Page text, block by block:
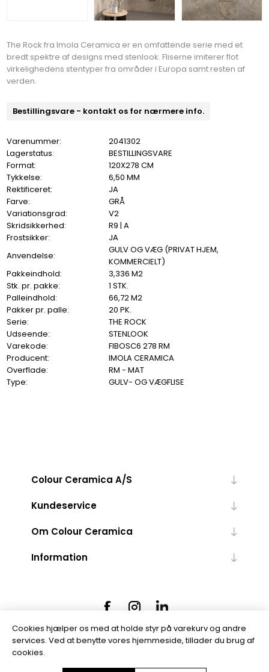
The Rock fra Imola Ceramica er en omfattende serie med et
bredt spektre af designs med stenlook. Fliserne imiterer flot
virkelighedens stentyper fra områder i Europa samt resten af
verden.
Bestillingsvare - kontakt os for nærmere info.
Varenummer:
2041302
Lagerstatus:
BESTILLINGSVARE
Format:
120X278 CM
Tykkelse:
6,50 MM
Rektificeret:
JA
Farve:
GRÅ
Variationsgrad:
V2
Skridsikkerhed:
R9 | A
Frostsikker:
JA
Anvendelse:
GULV OG VÆG (PRIVAT HJEM,
KOMMERCIELT)
Pakkeindhold:
3,336 M2
Stk. pr. pakke:
1 STK.
Palleindhold:
66,72 M2
Pakker pr. palle:
20 PK.
Serie:
THE ROCK
Udseende:
STENLOOK
Varekode:
FIBOSC6 278 RM
Producent:
IMOLA CERAMICA
Overflade:
RM - MAT
Type:
GULV- OG VÆGFLISE
Colour Ceramica A/S
Kundeservice
Om Colour Ceramica
Information
Powered bynopCommerce
Cookies hjælper os med at holde styr på varekurv og andre
services. Ved at benytte vores hjemmeside, tillader du brug af
cookies.